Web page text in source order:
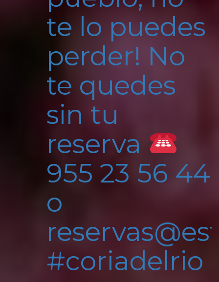
te lo puedes
perder! No
te quedes
sin tu
reserva
955 23 56 44
o
#coriadelrio